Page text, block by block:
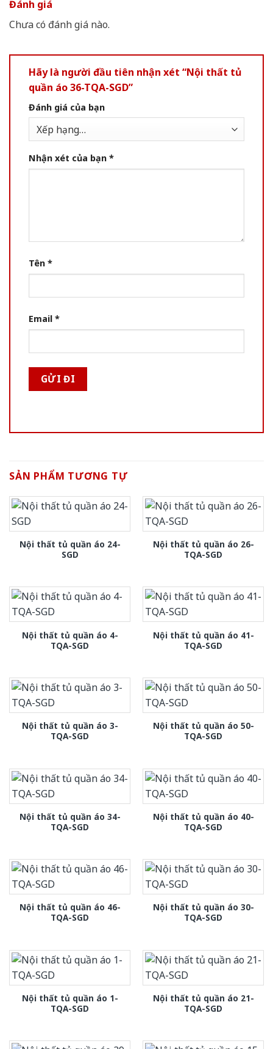
Đánh giá
Chưa có đánh giá nào.
Hãy là người đầu tiên nhận xét “Nội thất tủ
quần áo 36-TQA-SGD”
Đánh giá của bạn
Nhận xét của bạn *
Tên *
Email *
SẢN PHẨM TƯƠNG TỰ
Nội thất tủ quần áo 24-
SGD
Nội thất tủ quần áo 26-
TQA-SGD
Nội thất tủ quần áo 4-
TQA-SGD
Nội thất tủ quần áo 41-
TQA-SGD
Nội thất tủ quần áo 3-
TQA-SGD
Nội thất tủ quần áo 50-
TQA-SGD
Nội thất tủ quần áo 34-
TQA-SGD
Nội thất tủ quần áo 40-
TQA-SGD
Nội thất tủ quần áo 46-
TQA-SGD
Nội thất tủ quần áo 30-
TQA-SGD
Nội thất tủ quần áo 1-
TQA-SGD
Nội thất tủ quần áo 21-
TQA-SGD